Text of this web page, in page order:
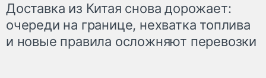
Доставка из Китая снова дорожает:
очереди на границе, нехватка топлива
и новые правила осложняют перевозки